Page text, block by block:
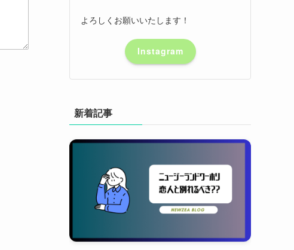
よろしくお願いいたします！
Instagram
新着記事